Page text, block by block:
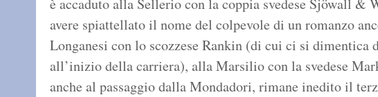
è accaduto alla Sellerio con la coppia svedese Sjöwall &
avere spiattellato il nome del colpevole di un romanzo
Longanesi con lo scozzese Rankin (di cui ci si dimentica
all’inizio della carriera), alla Marsilio con la svedese
anche al passaggio dalla Mondadori, rimane inedito il